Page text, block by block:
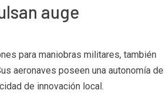
auge
para maniobras militares, también
aeronaves poseen una autonomía de
de innovación local.